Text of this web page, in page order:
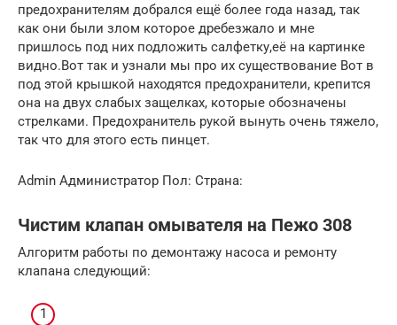
предохранителям добрался ещё более года назад, так
как они были злом которое дребезжало и мне
пришлось под них подложить салфетку,её на картинке
видно.Вот так и узнали мы про их существование Вот в
под этой крышкой находятся предохранители, крепится
она на двух слабых защелках, которые обозначены
стрелками. Предохранитель рукой вынуть очень тяжело,
так что для этого есть пинцет.
Admin Администратор Пол: Страна:
Чистим клапан омывателя на Пежо 308
Алгоритм работы по демонтажу насоса и ремонту
клапана следующий: